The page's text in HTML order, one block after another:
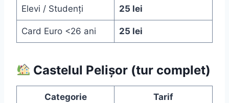
Elevi / Studenți 25 lei
Card Euro <26 ani 25 lei
Castelul Pelișor (tur complet)
Categorie Tarif